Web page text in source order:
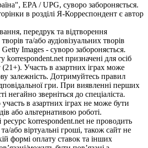
EPA / UPG, суворо забороняється.
в розділі Я-Корреспондент є автор
передрук та відтворення
та/або аудіовізуальних творів
Images - суворо забороняється.
korrespondent.net призначені для осіб
Участь в азартних іграх може
залежність. Дотримуйтесь правил
гри. При виявленні перших
негайно зверніться до спеціаліста.
в азартних іграх не може бути
або альтернативою роботі.
korrespondent.net не проводить
та/або віртуальні гроші, також сайт не
формі оплату ставок та інших